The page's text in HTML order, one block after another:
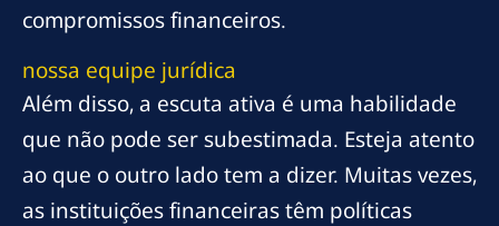
compromissos financeiros.
nossa equipe jurídica
Além disso, a escuta ativa é uma habilidade
que não pode ser subestimada. Esteja atento
ao que o outro lado tem a dizer. Muitas vezes,
as instituições financeiras têm políticas